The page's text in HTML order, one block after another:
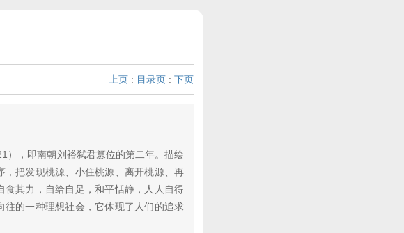
上页 : 目录页 : 下页
，即南朝刘裕弑君篡位的第二年。描绘
把发现桃源、小住桃源、离开桃源、再
其力，自给自足，和平恬静，人人自得
的一种理想社会，它体现了人们的追求